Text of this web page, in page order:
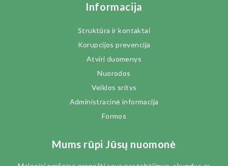
TARNYBINIAI LENGVIEJI AUTOMOBILIAI
ŪKIO SUBJEKTŲ PRIEŽIŪRA
ASMENS DUOMENŲ APSAUGA
PSICHOLOGINIO SMURTO/MOBINGO PREVENCIJA
Informacija
Struktūra ir kontaktai
Korupcijos prevencija
Atviri duomenys
Nuorodos
Veiklos sritys
Administracinė informacija
Formos
Mums rūpi Jūsų nuomonė